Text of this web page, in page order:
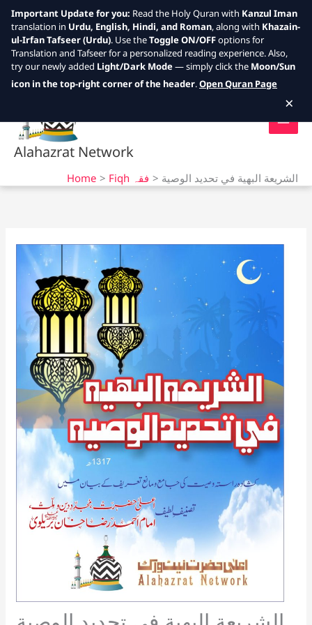
Skip
Alahazrat Network
Home Fiqh فقہ الشريعة البهية في تحديد الوصية
Important Update for you: Read the Holy Quran with Kanzul Iman
translation in Urdu, English, Hindi, and Roman, along with Khazain-
ul-Irfan Tafseer (Urdu). Use theToggle ON/OFFoptions for
Translation and Tafseer for a personalized reading experience. Also,
try our newly added Light/Dark Mode— simply click the Moon/Sun
icon in the top-right corner of the header.Open Quran Page
×